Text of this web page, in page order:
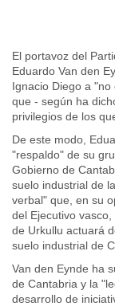
El portavoz del
Eduardo Van den
Ignacio Diego a
que - según ha
privilegios de los
De este modo,
"respaldo" de su
Gobierno de
suelo industrial de
verbal" que, en su
del Ejecutivo
de Urkullu actuará
suelo industrial de
Van den Eynde ha
de Cantabria y la
desarrollo de